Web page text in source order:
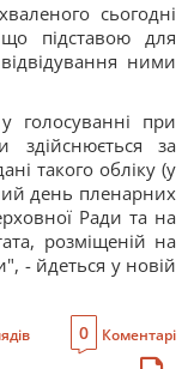
сьогодні
підставою для
ними
голосуванні при
здійснюється за
такого обліку (у
день пленарних
Ради та на
розміщеній на
- йдеться у новій
0 Коментарі